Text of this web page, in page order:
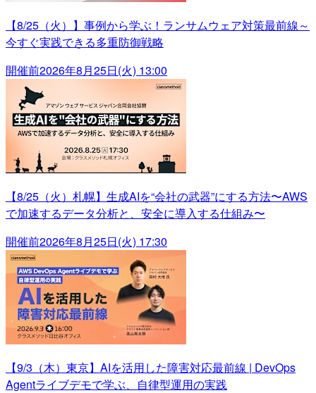
【8/25（火）】事例から学ぶ！ランサムウェア対策最前線～
今すぐ実践できる多重防御戦略
開催前2026年8月25日(火) 13:00
【8/25（火）札幌】生成AIを“会社の武器”にする方法〜AWS
で加速するデータ分析と、安全に導入する仕組み〜
開催前2026年8月25日(火) 17:30
【9/3（木）東京】AIを活用した障害対応最前線 | DevOps
Agentライブデモで学ぶ、自律型運用の実践